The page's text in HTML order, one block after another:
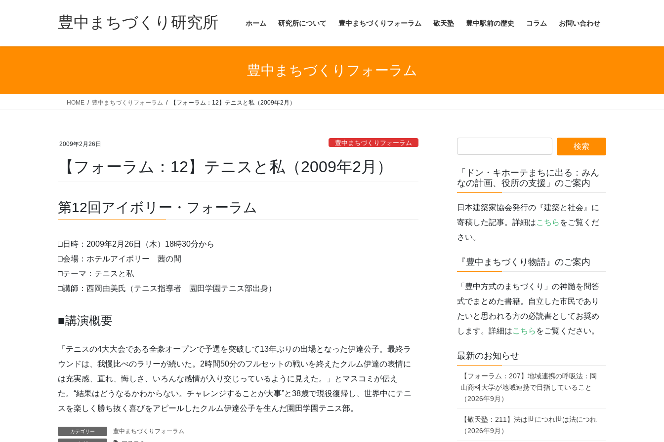
豊中まちづくり研究所 ホーム 研究所について 豊中まちづくりフォーラム 敬天塾 豊中駅前の歴史 コラム お問い合わせ
豊中まちづくりフォーラム
HOME 豊中まちづくりフォーラム 【フォーラム：12】テニスと私（2009年2月）
2009年2月26日 豊中まちづくりフォーラム
【フォーラム：12】テニスと私（2009年2月）
第12回アイボリー・フォーラム
□日時：2009年2月26日（木）18時30分から
□会場：ホテルアイボリー 茜の間
□テーマ：テニスと私
□講師：西岡由美氏（テニス指導者 園田学園テニス部出身）
■講演概要
「テニスの4大大会である全豪オープンで予選を突破して13年ぶりの出場となった伊達公子。最終ラ
ウンドは、我慢比べのラリーが続いた。2時間50分のフルセットの戦いを終えたクルム伊達の表情に
は充実感、直れ、悔しさ、いろんな感情が入り交じっているように見えた。」とマスコミが伝え
た。“結果はどうなるかわからない。チャレンジすることが大事”と38歳で現役復帰し、世界中にテニ
スを楽しく勝ち抜く喜びをアピールしたクルム伊達公子を生んだ園田学園テニス部。
カテゴリー 豊中まちづくりフォーラム
「ドン・キホーテまちに出る：みん
なの計画、役所の支援」のご案内
日本建築家協会発行の『建築と社会』に
寄稿した記事。詳細はこちら をご覧くだ
さい。
『豊中まちづくり物語』のご案内
「豊中方式のまちづくり」の神髄を問答
式でまとめた書籍。自立した市民であり
たいと思われる方の必読書としてお奨め
します。詳細はこちら をご覧ください。
最新のお知らせ
【フォーラム：207】地域連携の呼吸法：岡
山商科大学が地域連携で目指していること
（2026年9月）
【敬天塾：211】法は世につれ世は法につれ
（2026年9月）